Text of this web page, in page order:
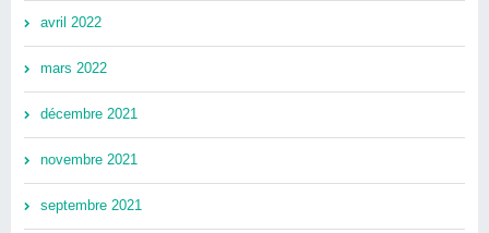
avril 2022
mars 2022
décembre 2021
novembre 2021
septembre 2021